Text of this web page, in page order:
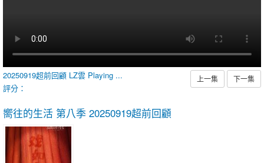
20250919超前回顧 LZ雲 Playing ...
評分：
上一集 下一集
嚮往的生活 第八季 20250919超前回顧